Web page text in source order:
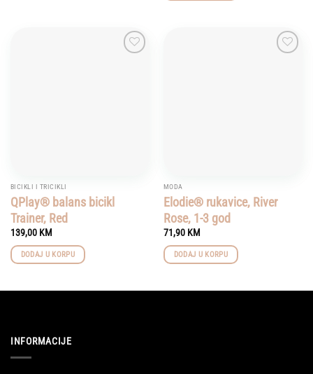
BICIKLI I TRICIKLI
QPlay® balans bicikl
Trainer, Red
139,00 KM
DODAJ U KORPU
MODA
Elodie® rukavice, River
Rose, 1-3 god
71,90 KM
DODAJ U KORPU
INFORMACIJE